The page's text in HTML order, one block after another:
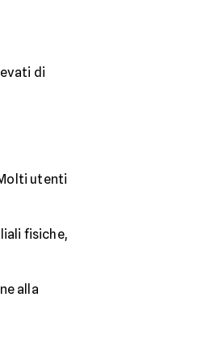
di
utenti
fisiche,
alla